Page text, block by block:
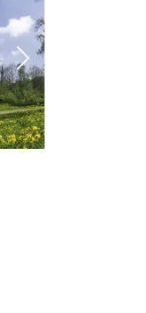
Nächstes Bild